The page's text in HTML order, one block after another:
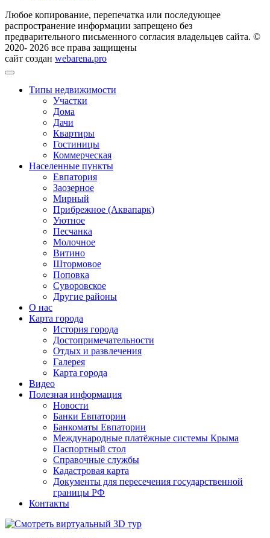
Любое копирование, перепечатка или последующее
распространение информации запрещено без
предварительного письменного согласия владельцев сайта. ©
2020- 2026 все права защищены
сайт создан webarena.pro
Типы недвижимости
Участки
Дома
Дачи
Квартиры
Гостиницы
Коммерческая
Населенные пункты
Евпатория
Заозерное
Мирный
Прибрежное (Аквапарк)
Уютное
Песчанка
Молочное
Витино
Штормовое
Поповка
Суворовское
Другие районы
О нас
Карта города
История города
Достопримечательности
Отдых и развлечения
Галерея
Карта города
Видео
Полезная информация
Новости
Банки Евпатории
Банкоматы Евпатории
Международные платёжные системы Крыма
Паспортный стол
Справочные службы
Кадастровая карта
Документы для пересечения государственной
границы РФ
Контакты